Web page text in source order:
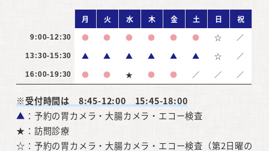
月 火 水 木 金 土 日 祝
9:00-12:30 ● ● ● ● ● ● ☆ ／
13:30-15:30 ▲ ▲ ▲ ▲ ▲ ▲ ☆ ／
16:00-19:30 ● ● ★ ● ● ／ ／ ／
※受付時間は 8:45-12:00 15:45-18:00
▲ ：予約の胃カメラ・大腸カメラ・エコー検査
★：訪問診療
☆：予約の胃カメラ・大腸カメラ・エコー検査（第2日曜の